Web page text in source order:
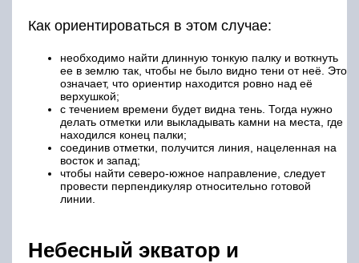
Как ориентироваться в этом случае:
необходимо найти длинную тонкую палку и воткнуть
ее в землю так, чтобы не было видно тени от неё. Это
означает, что ориентир находится ровно над её
верхушкой;
с течением времени будет видна тень. Тогда нужно
делать отметки или выкладывать камни на места, где
находился конец палки;
соединив отметки, получится линия, нацеленная на
восток и запад;
чтобы найти северо-южное направление, следует
провести перпендикуляр относительно готовой
линии.
Небесный экватор и